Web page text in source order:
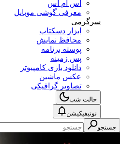
اس ام اس
معرفی گوشی موبایل
سرگرمی
ابزار دسکتاپ
محافظ نمایش
پوسته برنامه
پس زمینه
دانلود بازی کامپیوتر
عکس ماشین
تصاویر گرافیکی
حالت شب
نوتیفیکیشن
جستجو